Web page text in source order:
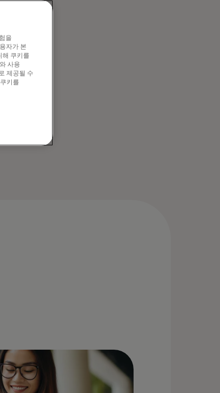
사용하여 거래
사기 방지 규칙
을
자가 본
해 쿠키를
사용
제공될 수
키를